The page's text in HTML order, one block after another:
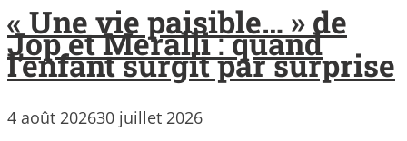
« Une vie paisible… » de
Jop et Meralli : quand
l’enfant surgit par surprise
4 août 202630 juillet 2026